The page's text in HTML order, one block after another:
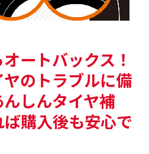
ートバックス！
のトラブルに備
んしんタイヤ補
購入後も安心で